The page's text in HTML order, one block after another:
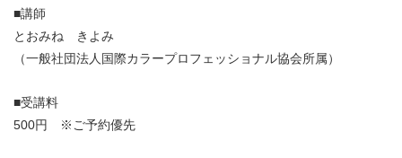
■講師
とおみね きよみ
（一般社団法人国際カラープロフェッショナル協会所属）
■受講料
500円 ※ご予約優先